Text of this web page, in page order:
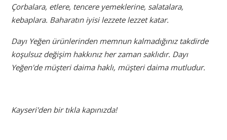
Çorbalara, etlere, tencere yemeklerine, salatalara,
kebaplara. Baharatın iyisi lezzete lezzet katar.
Dayı Yeğen ürünlerinden memnun kalmadığınız takdirde
koşulsuz değişim hakkınız her zaman saklıdır. Dayı
Yeğen'de müşteri daima haklı, müşteri daima mutludur.
Kayseri'den bir tıkla kapınızda!